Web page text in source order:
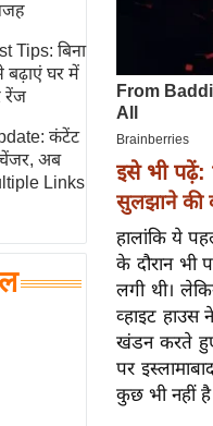
Tips: बिना
बढ़ाएं घर में
रेंज
कंटेंट
चेंजर, अब
Links
इसे भी पढ़ें:
सुलझाने की
हालांकि ये
के दौरान भी
लगी थी।
व्हाइट हाउस
खंडन करते हुए
पर
कुछ भी नहीं